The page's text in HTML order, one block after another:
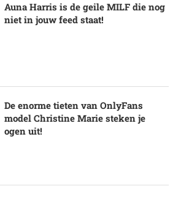
Auna Harris is de geile MILF die nog
niet in jouw feed staat!
De enorme tieten van OnlyFans
model Christine Marie steken je
ogen uit!